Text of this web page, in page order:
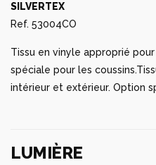
SILVERTEX
Ref. 53004CO
Tissu en vinyle approprié
spéciale pour les
intérieur et extérieur. Option
LUMIÈRE